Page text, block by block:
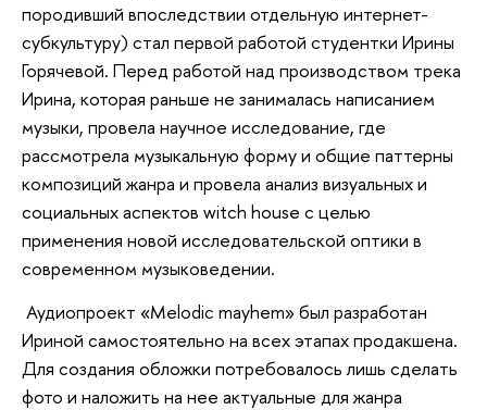
породивший впоследствии отдельную интернет-
субкультуру) стал первой работой студентки Ирины
Горячевой. Перед работой над производством трека
Ирина, которая раньше не занималась написанием
музыки, провела научное исследование, где
рассмотрела музыкальную форму и общие паттерны
композиций жанра и провела анализ визуальных и
социальных аспектов witch house с целью
применения новой исследовательской оптики в
современном музыковедении.
Аудиопроект «Melodic mayhem» был разработан
Ириной самостоятельно на всех этапах продакшена.
Для создания обложки потребовалось лишь сделать
фото и наложить на нее актуальные для жанра